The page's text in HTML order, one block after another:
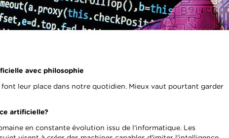
avec philosophie
font leur place dans notre quotidien. Mieux vaut pourtant garder
artificielle?
en constante évolution issu de l'informatique. Les